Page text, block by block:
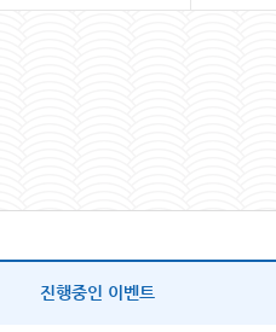
진행중인 이벤트